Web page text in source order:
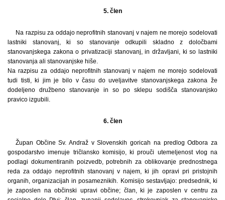
5. člen
Na razpisu za oddajo neprofitnih stanovanj v najem ne morejo sodelovati
lastniki stanovanj, ki so stanovanje odkupili skladno z določbami
stanovanjskega zakona o privatizaciji stanovanj, in državljani, ki so lastniki
stanovanja ali stanovanjske hiše.
Na razpisu za oddajo neprofitnih stanovanj v najem ne morejo sodelovati
tudi tisti, ki jim je bilo v času do uveljavitve stanovanjskega zakona že
dodeljeno družbeno stanovanje in so po sklepu sodišča stanovanjsko
pravico izgubili.
6. člen
Župan Občine Sv. Andraž v Slovenskih goricah na predlog Odbora za
gospodarstvo imenuje tričlansko komisijo, ki prouči utemeljenost vlog na
podlagi dokumentiranih poizvedb, potrebnih za oblikovanje prednostnega
reda za oddajo neprofitnih stanovanj v najem, ki jih opravi pri pristojnih
organih, organizacijah in posameznikih. Komisijo sestavljajo: predsednik, ki
je zaposlen na občinski upravi občine; član, ki je zaposlen v centru za